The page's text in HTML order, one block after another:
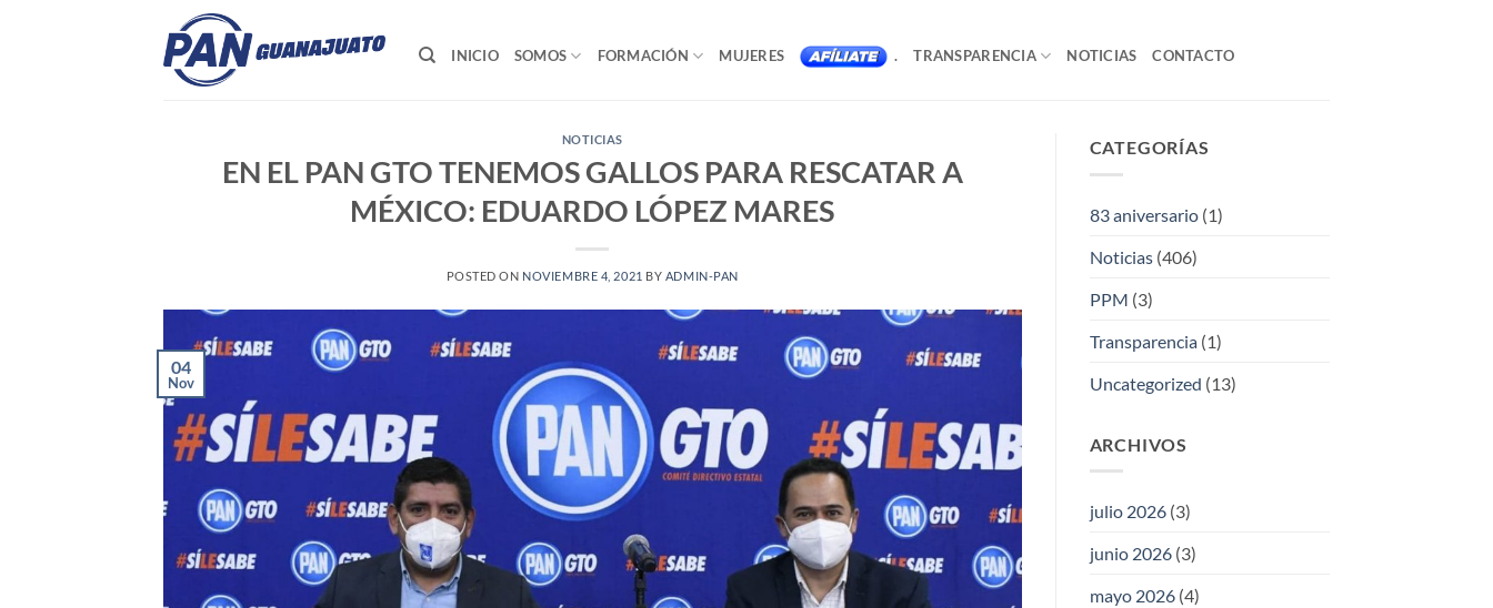
INICIO SOMOS FORMACIÓN MUJERES . TRANSPARENCIA NOTICIAS CONTACTO
NOTICIAS
EN EL PAN GTO TENEMOS GALLOS PARA RESCATAR A
MÉXICO: EDUARDO LÓPEZ MARES
POSTED ON NOVIEMBRE 4, 2021 BY ADMIN-PAN
04
Nov
CATEGORÍAS
83 aniversario(1)
Noticias(406)
PPM (3)
Transparencia(1)
Uncategorized (13)
ARCHIVOS
julio 2026(3)
junio 2026(3)
mayo 2026(4)